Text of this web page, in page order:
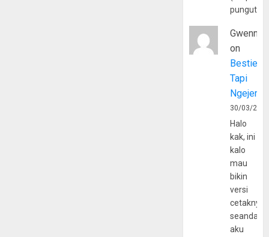
Gwenny
on
Bestie
Tapi
30/03/
Halo
kak, ini
kalo
mau
bikin
versi
cetaknya
aku